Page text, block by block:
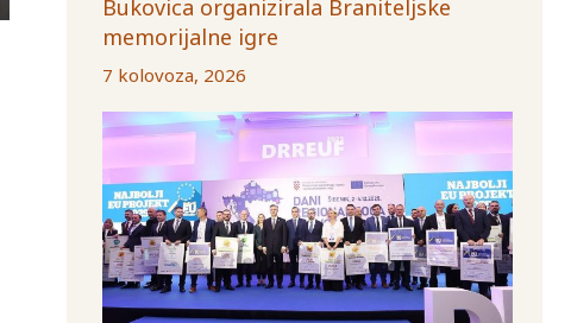
Bukovica organizirala Braniteljske
memorijalne igre
7 kolovoza, 2026